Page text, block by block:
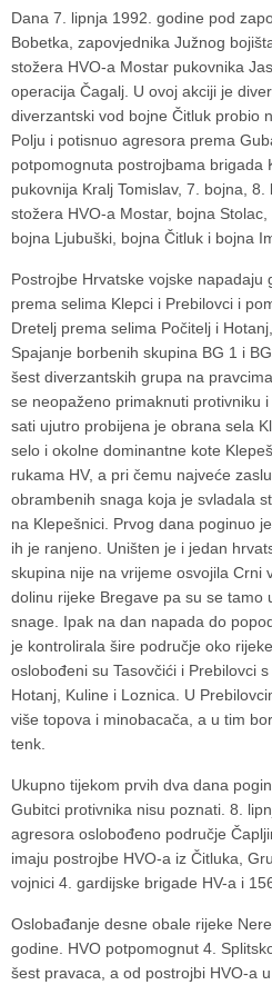
Dana 7. lipnja 1992. godine pod
Bobetka, zapovjednika Južnog
stožera HVO-a Mostar pukovnika
operacija Čagalj. U ovoj akciji je
diverzantski vod bojne Čitluk probio
Polju i potisnuo agresora prema
potpomognuta postrojbama brigada
pukovnija Kralj Tomislav, 7. bojna,
stožera HVO-a Mostar, bojna
bojna Ljubuški, bojna Čitluk i bojna
Postrojbe Hrvatske vojske napadaju
prema selima Klepci i Prebilovci i
Dretelj prema selima Počitelj i
Spajanje borbenih skupina BG 1 i
šest diverzantskih grupa na
se neopaženo primaknuti protivniku
sati ujutro probijena je obrana sela
selo i okolne dominantne kote
rukama HV, a pri čemu najveće
obrambenih snaga koja je svladala
na Klepešnici. Prvog dana poginuo
ih je ranjeno. Uništen je i jedan
skupina nije na vrijeme osvojila Crni
dolinu rijeke Bregave pa su se tamo
snage. Ipak na dan napada do
je kontrolirala šire područje oko
oslobođeni su Tasovčići i Prebilovci
Hotanj, Kuline i Loznica. U
više topova i minobacača, a u tim
tenk.
Ukupno tijekom prvih dva dana
Gubitci protivnika nisu poznati. 8.
agresora oslobođeno područje
imaju postrojbe HVO-a iz Čitluka,
vojnici 4. gardijske brigade HV-a i
Oslobađanje desne obale rijeke
godine. HVO potpomognut 4.
šest pravaca, a od postrojbi HVO-a